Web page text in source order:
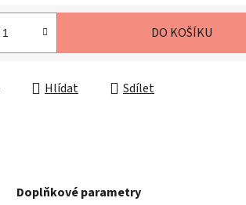
DO KOŠÍKU
Hlídat Sdílet
Doplňkové parametry